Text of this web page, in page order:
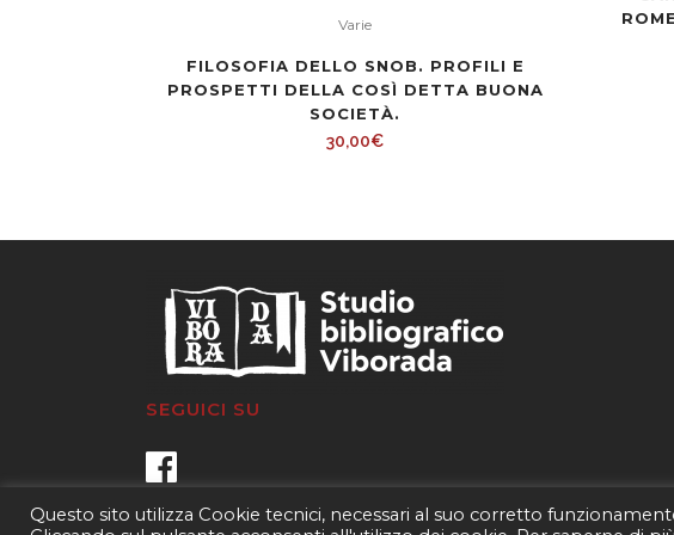
Varie
FILOSOFIA DELLO SNOB. PROFILI E
PROSPETTI DELLA COSÌ DETTA BUONA
SOCIETÀ.
30,00€
SEGUICI SU
Questo sito utilizza Cookie tecnici, necessari al suo corretto